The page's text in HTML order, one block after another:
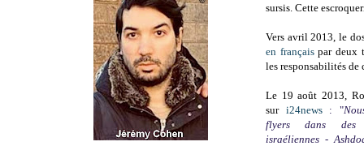
sursis. Cette
Vers avril 2013, le
en françaispar deux
les responsabilités de
Le 19 août 2013,
sur i24news: "
flyers dans des
israéliennes -